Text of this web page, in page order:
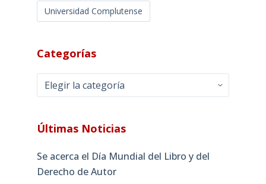
Universidad Complutense
Categorías
Categorías
Últimas Noticias
Se acerca el Día Mundial del Libro y del
Derecho de Autor